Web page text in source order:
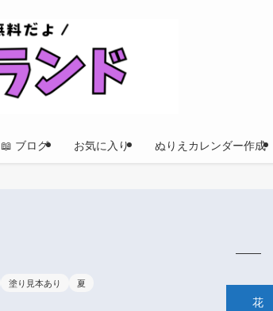
📖 ブログ お気に入り ぬりえカレンダー作成
塗り見本あり 夏
花